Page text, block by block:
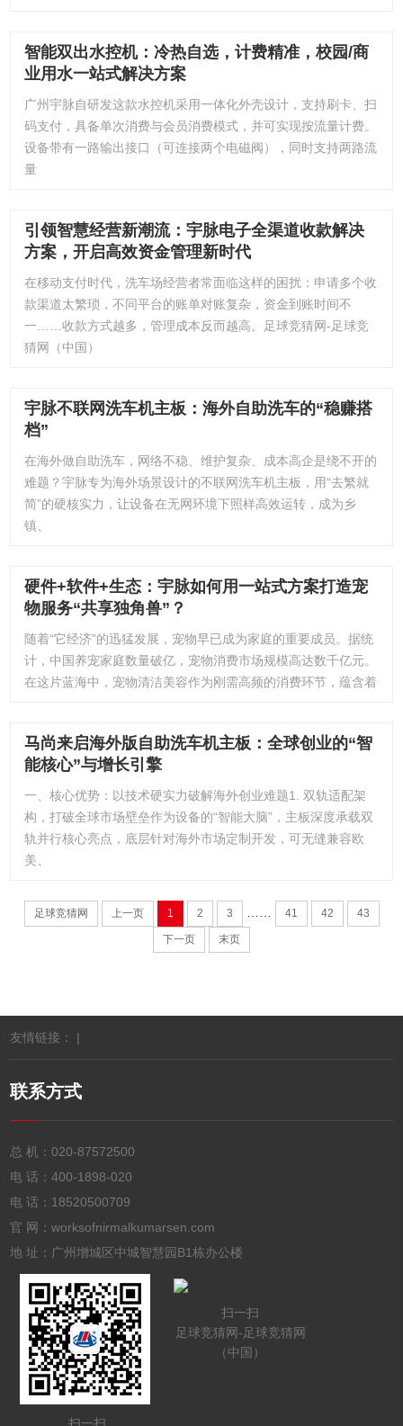
智能双出水控机：冷热自选，计费精准，校园/商
业用水一站式解决方案
广州宇脉自研发这款水控机采用一体化外壳设计，支持刷卡、扫
码支付，具备单次消费与会员消费模式，并可实现按流量计费。
设备带有一路输出接口（可连接两个电磁阀），同时支持两路流
量
引领智慧经营新潮流：宇脉电子全渠道收款解决
方案，开启高效资金管理新时代
在移动支付时代，洗车场经营者常面临这样的困扰：申请多个收
款渠道太繁琐，不同平台的账单对账复杂，资金到账时间不
一……收款方式越多，管理成本反而越高。足球竞猜网-足球竞
猜网（中国）
宇脉不联网洗车机主板：海外自助洗车的“稳赚搭
档”
在海外做自助洗车，网络不稳、维护复杂、成本高企是绕不开的
难题？宇脉专为海外场景设计的不联网洗车机主板，用“去繁就
简”的硬核实力，让设备在无网环境下照样高效运转，成为乡
镇、
硬件+软件+生态：宇脉如何用一站式方案打造宠
物服务“共享独角兽”？
随着“它经济”的迅猛发展，宠物早已成为家庭的重要成员。据统
计，中国养宠家庭数量破亿，宠物消费市场规模高达数千亿元。
在这片蓝海中，宠物清洁美容作为刚需高频的消费环节，蕴含着
马尚来启海外版自助洗车机主板：全球创业的“智
能核心”与增长引擎
一、核心优势：以技术硬实力破解海外创业难题1. 双轨适配架
构，打破全球市场壁垒作为设备的“智能大脑”，主板深度承载双
轨并行核心亮点，底层针对海外市场定制开发，可无缝兼容欧
美、
足球竞猜网 上一页 1 2 3 …… 41 42 43
下一页 末页
友情链接： |
联系方式
总 机：020-87572500
电 话：400-1898-020
电 话： 18520500709
官 网：worksofnirmalkumarsen.com
地 址：广州增城区中城智慧园B1栋办公楼
扫一扫
足球竞猜网-足球竞猜网
（中国）